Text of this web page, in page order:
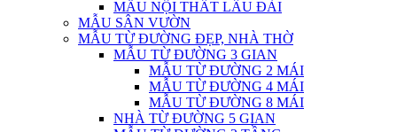
MẪU NỘI THẤT LÂU ĐÀI
MẪU SÂN VƯỜN
MẪU TỪ ĐƯỜNG ĐẸP, NHÀ THỜ
MẪU TỪ ĐƯỜNG 3 GIAN
MẪU TỪ ĐƯỜNG 2 MÁI
MẪU TỪ ĐƯỜNG 4 MÁI
MẪU TỪ ĐƯỜNG 8 MÁI
NHÀ TỪ ĐƯỜNG 5 GIAN